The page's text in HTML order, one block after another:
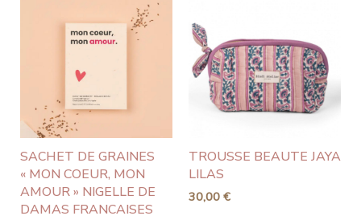
SACHET DE GRAINES
« MON COEUR, MON
AMOUR » NIGELLE DE
DAMAS FRANCAISES
TROUSSE BEAUTE JAYA
LILAS
30,00 €